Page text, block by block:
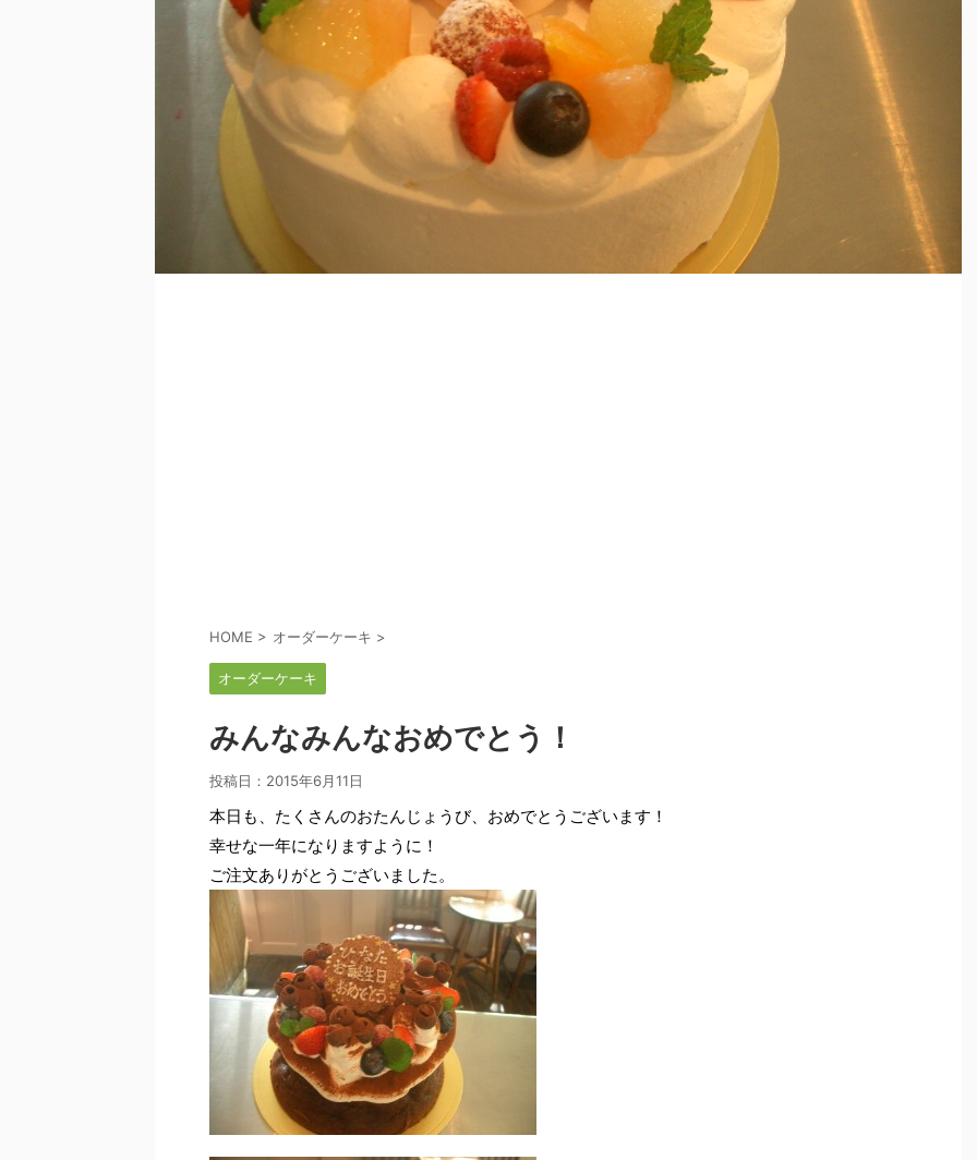
HOME > オーダーケーキ >
オーダーケーキ
みんなみんなおめでとう！
投稿日： 2015年6月11日
本日も、たくさんのおたんじょうび、おめでとうございます！
幸せな一年になりますように！
ご注文ありがとうございました。